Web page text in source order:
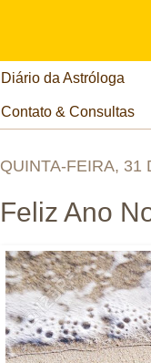
Diário da Astróloga
Contato & Consultas
QUINTA-FEIRA, 31
Feliz Ano